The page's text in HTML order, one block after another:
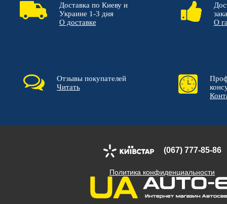
Доставка по Киеву и
Украине 1-3 дня
О доставке
О
Отзывы покупателей
Читать
(067) 777-85-86
Политика конфиденциальности